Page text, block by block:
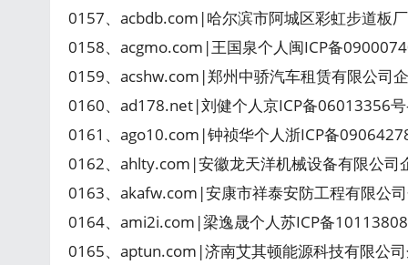
0157、acbdb.com|哈尔滨市阿城区彩虹步道板
0158、acgmo.com|王国泉个人闽ICP备
0159、acshw.com|郑州中骄汽车租赁有限公司
0160、ad178.net|刘健个人京ICP备06013356
0161、ago10.com|钟祯华个人浙ICP备
0162、ahlty.com|安徽龙天洋机械设备有限公司
0163、akafw.com|安康市祥泰安防工程有限公
0164、ami2i.com|梁逸晟个人苏ICP备
0165、aptun.com|济南艾其顿能源科技有限公